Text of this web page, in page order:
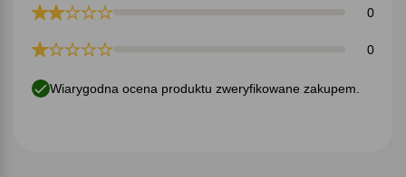
0
0
Wiarygodna ocena produktu zweryfikowane zakupem.